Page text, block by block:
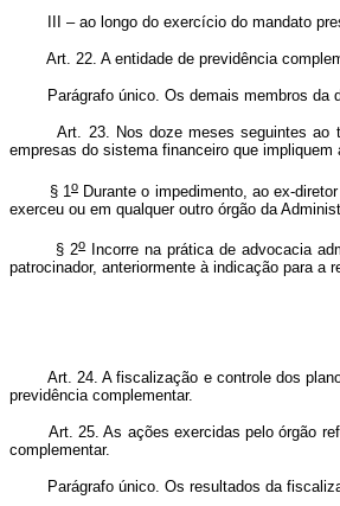
III – ao longo do exercício do mandato
Art. 22. A entidade de previdência
Parágrafo único. Os demais membros da
Art. 23. Nos doze meses seguintes ao
empresas do sistema financeiro que
§ 1oDurante o impedimento, ao ex-
exerceu ou em qualquer outro órgão da
§ 2oIncorre na prática de advocacia
patrocinador, anteriormente à indicação para a
Art. 24. A fiscalização e controle dos
previdência complementar.
Art. 25. As ações exercidas pelo órgão
complementar.
Parágrafo único. Os resultados da